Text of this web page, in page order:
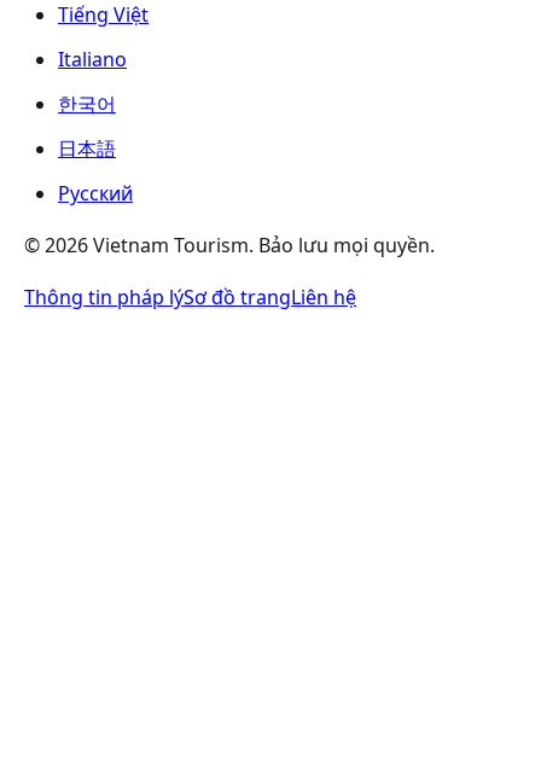
Tiếng Việt
Italiano
한국어
日本語
Русский
©2026Vietnam Tourism. Bảo lưu mọi quyền.
Thông tin pháp lýSơ đồ trangLiên hệ